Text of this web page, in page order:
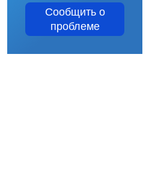
Сообщить о
проблеме